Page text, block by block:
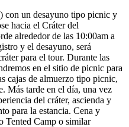
con un desayuno tipo picnic y
hacia el Cráter del
alrededor de las 10:00am a
y el desayuno, será
para el tour. Durante las
en el sitio de picnic para
cajas de almuerzo tipo picnic,
Más tarde en el día, una vez
del cráter, ascienda y
para la estancia. Cena y
Tented Camp o similar